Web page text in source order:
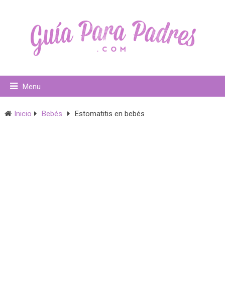
Menu
Inicio Bebés Estomatitis en bebés